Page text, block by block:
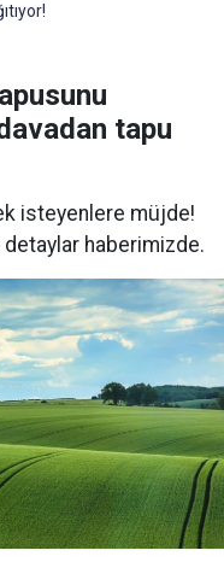
tapu
isteyenlere müjde!
detaylar haberimizde.